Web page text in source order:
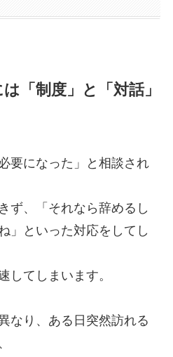
「制度」と「対話」
要になった」と相談され
ず、「それなら辞めるし
」といった対応をしてし
してしまいます。
なり、ある日突然訪れる